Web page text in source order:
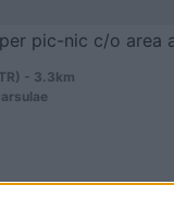
pic-nic c/o area
- 3.3km